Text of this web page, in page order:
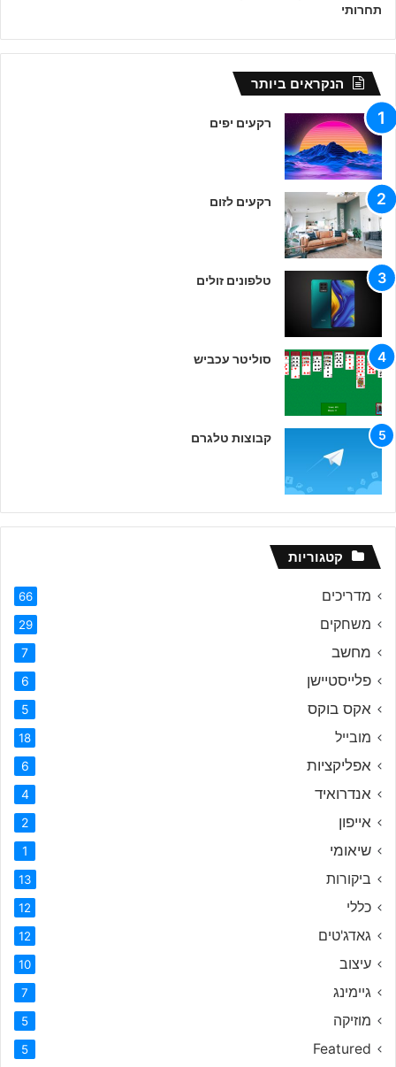
תחרותי
הנקראים ביותר
רקעים יפים
רקעים לזום
טלפונים זולים
סוליטר עכביש
קבוצות טלגרם
קטגוריות
מדריכים 66
משחקים 29
מחשב 7
פלייסטיישן 6
אקס בוקס 5
מובייל 18
אפליקציות 6
אנדרואיד 4
אייפון 2
שיאומי 1
ביקורות 13
כללי 12
גאדג'טים 12
עיצוב 10
גיימינג 7
מוזיקה 5
Featured
5